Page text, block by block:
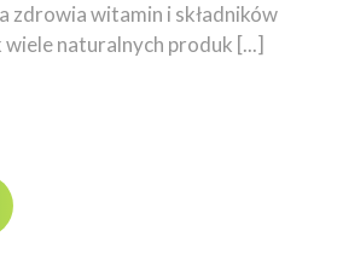
zdrowia witamin i składników
wiele naturalnych produk [...]